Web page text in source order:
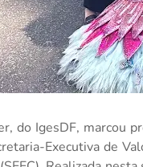
do IgesDF, marcou
Executiva de